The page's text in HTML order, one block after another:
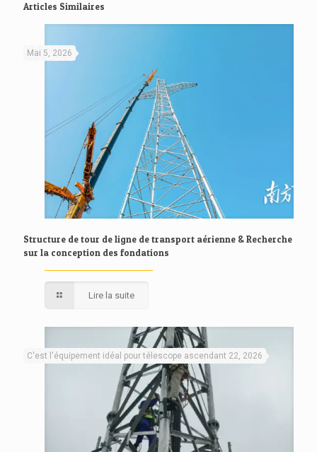
Articles Similaires
Mai 5, 2026
Structure de tour de ligne de transport aérienne & Recherche
sur la conception des fondations
Lire la suite
C'est l'équipement idéal pour télescope ascendant 22, 2026